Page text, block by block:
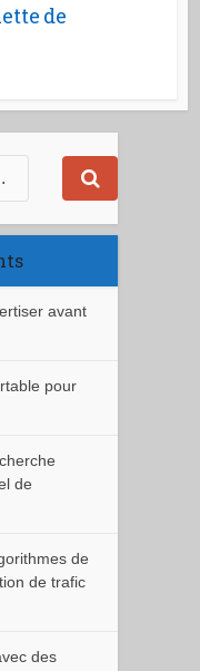
de
avant
pour
de
de
de trafic
des